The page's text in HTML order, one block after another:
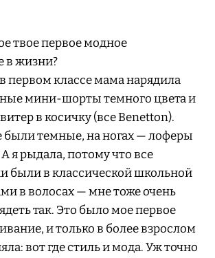
твое первое модное
в жизни?
первом классе мама нарядила
мини-шорты темного цвета и
в косичку (все Benetton).
были темные, на ногах — лоферы
я рыдала, потому что все
были в классической школьной
в волосах — мне тоже очень
так. Это было мое первое
и только в более взрослом
вот где стиль и мода. Уж точно